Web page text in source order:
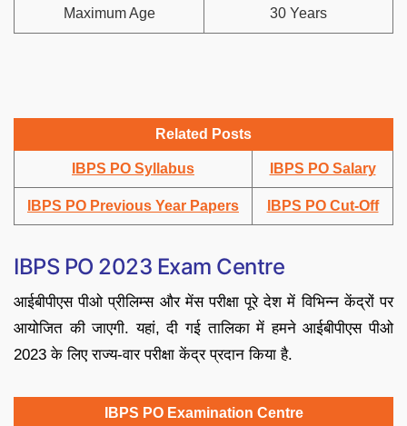
Maximum Age 30 Years
Related Posts
IBPS PO Syllabus IBPS PO Salary
IBPS PO Previous Year Papers IBPS PO Cut-Off
IBPS PO 2023 Exam Centre
आईबीपीएस पीओ प्रीलिम्स और मेंस परीक्षा पूरे देश में विभिन्न केंद्रों पर
आयोजित की जाएगी. यहां, दी गई तालिका में हमने आईबीपीएस पीओ
2023 के लिए राज्य-वार परीक्षा केंद्र प्रदान किया है.
IBPS PO Examination Centre